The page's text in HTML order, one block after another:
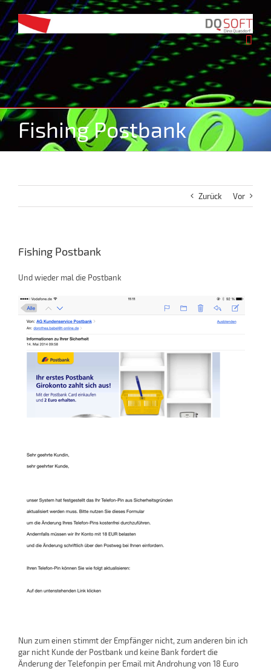
Zum
Inhalt
springen
Fishing Postbank
Zurück Vor
Fishing Postbank
Und wieder mal die Postbank
Nun zum einen stimmt der Empfänger nicht, zum anderen bin ich
gar nicht Kunde der Postbank und keine Bank fordert die
Änderung der Telefonpin per Email mit Androhung von 18 Euro